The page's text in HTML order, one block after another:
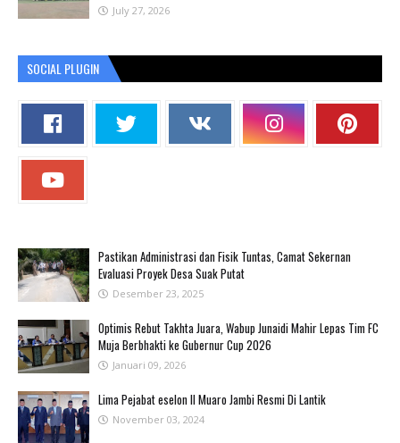
July 27, 2026
SOCIAL PLUGIN
Pastikan Administrasi dan Fisik Tuntas, Camat Sekernan
Evaluasi Proyek Desa Suak Putat
Desember 23, 2025
Optimis Rebut Takhta Juara, Wabup Junaidi Mahir Lepas Tim FC
Muja Berbhakti ke Gubernur Cup 2026
Januari 09, 2026
Lima Pejabat eselon II Muaro Jambi Resmi Di Lantik
November 03, 2024